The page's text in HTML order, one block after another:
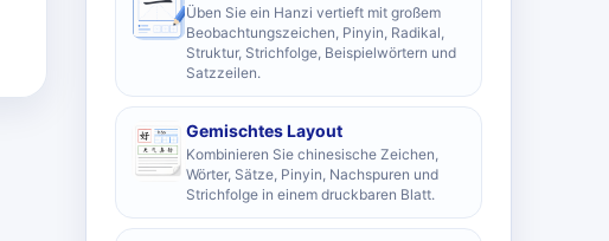
Üben Sie ein Hanzi vertieft mit großem
Beobachtungszeichen, Pinyin, Radikal,
Struktur, Strichfolge, Beispielwörtern und
Satzzeilen.
Gemischtes Layout
Kombinieren Sie chinesische Zeichen,
Wörter, Sätze, Pinyin, Nachspuren und
Strichfolge in einem druckbaren Blatt.